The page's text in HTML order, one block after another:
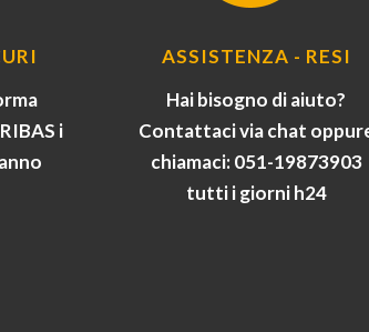
i
ASSISTENZA - RESI
Hai bisogno di aiuto?
Contattaci via chat
chiamaci: 051-19873903
tutti i giorni h24